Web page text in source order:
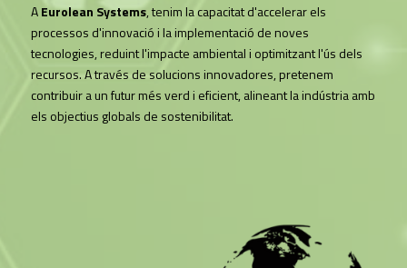
AEurolean Systems, tenim la capacitat d'accelerar els
processos d'innovació i la implementació de noves
tecnologies, reduint l'impacte ambiental i optimitzant l'ús dels
recursos. A través de solucions innovadores, pretenem
contribuir a un futur més verd i eficient, alineant la indústria amb
els objectius globals de sostenibilitat.